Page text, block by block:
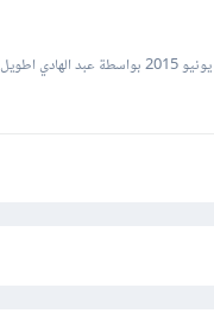
بواسطة عبد الهادي اطويل